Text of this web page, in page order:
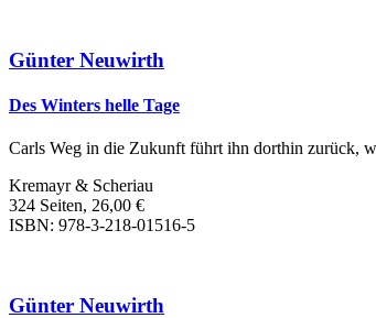
Günter Neuwirth
Des Winters helle Tage
Carls Weg in die Zukunft führt ihn dorthin zurück,
Kremayr & Scheriau
324 Seiten, 26,00 €
ISBN: 978-3-218-01516-5
Günter Neuwirth